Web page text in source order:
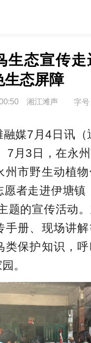
生态宣传走
生态屏障
湘江滩声 字号
融媒7月4日讯（
7月3日，在永
州市野生动植
者走进伊塘镇
题的宣传活动
手册、现场讲
类保护知识，
。